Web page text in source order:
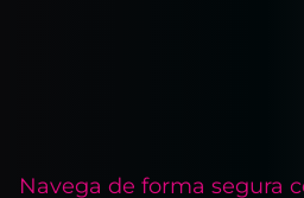
Navega de forma segura